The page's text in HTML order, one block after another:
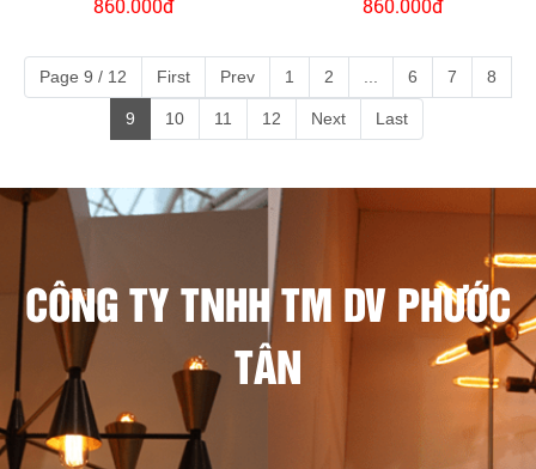
860.000đ
860.000đ
Page 9 / 12 First Prev 1 2 6 7 8
9 10 11 12 Next Last
CÔNG TY TNHH TM DV PHƯỚC
TÂN